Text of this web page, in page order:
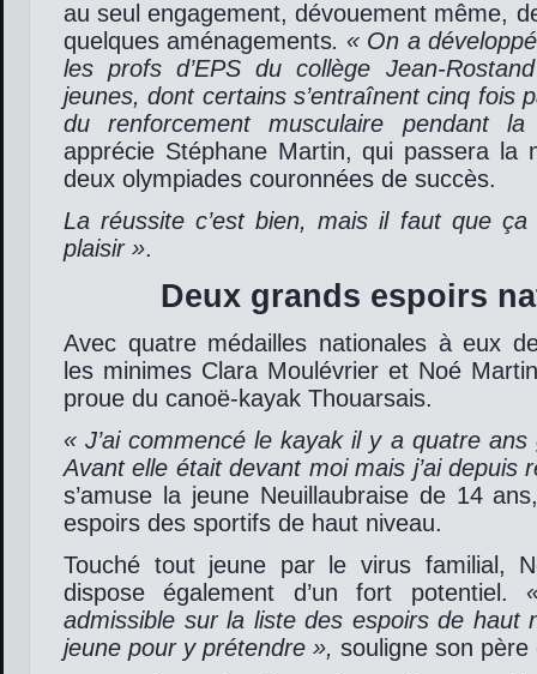
au seul engagement, dévouement même,
quelques aménagements. « On a
les profs d’EPS du collège Jean-
jeunes, dont certains s’entraînent cinq fois
du renforcement musculaire pendant la
apprécie Stéphane Martin, qui passera la
deux olympiades couronnées de succès.
La réussite c’est bien, mais il faut que
plaisir ».
Deux grands espoirs
Avec quatre médailles nationales à eux
les minimes Clara Moulévrier et Noé
proue du canoë-kayak Thouarsais.
« J’ai commencé le kayak il y a quatre
Avant elle était devant moi mais j’ai depuis
s’amuse la jeune Neuillaubraise de 14
espoirs des sportifs de haut niveau.
Touché tout jeune par le virus familial,
dispose également d’un fort potentiel.
admissible sur la liste des espoirs de haut
jeune pour y prétendre », souligne son